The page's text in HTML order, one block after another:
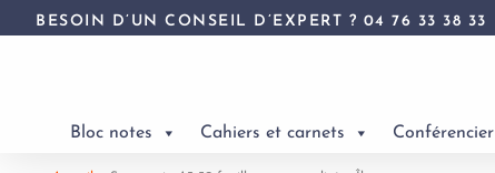
BESOIN D’UN CONSEIL D’EXPERT ? 04 76 33 38 33
Bloc notes Cahiers et carnets Conférencier